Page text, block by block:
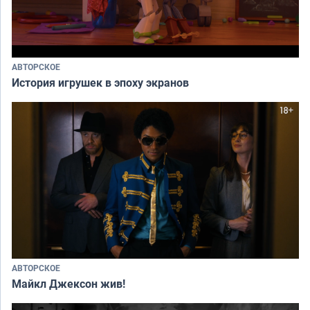
АВТОРСКОЕ
История игрушек в эпоху экранов
АВТОРСКОЕ
Майкл Джексон жив!